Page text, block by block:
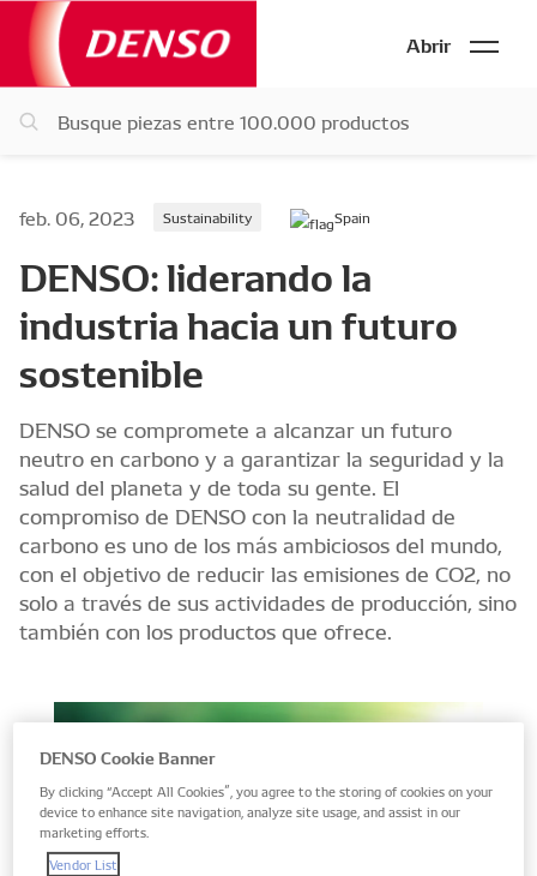
Abrir
feb. 06, 2023 Sustainability Spain
DENSO: liderando la
industria hacia un futuro
sostenible
DENSO se compromete a alcanzar un futuro
neutro en carbono y a garantizar la seguridad y la
salud del planeta y de toda su gente. El
compromiso de DENSO con la neutralidad de
carbono es uno de los más ambiciosos del mundo,
con el objetivo de reducir las emisiones de CO2, no
solo a través de sus actividades de producción, sino
también con los productos que ofrece.
DENSO Cookie Banner
By clicking “Accept All Cookies”, you agree to the storing of cookies on your
device to enhance site navigation, analyze site usage, and assist in our
marketing efforts.
Vendor List